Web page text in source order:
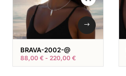
BRAVA-2002-@
88,00 € - 220,00 €